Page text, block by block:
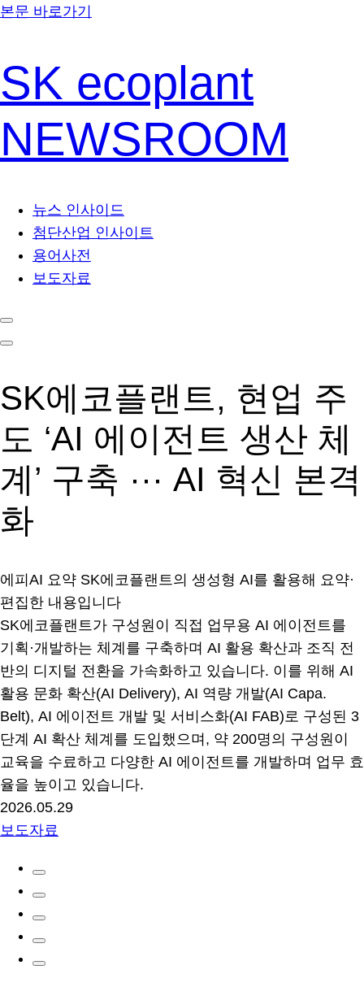
본문 바로가기
SK ecoplant
NEWSROOM
뉴스 인사이드
첨단산업 인사이트
용어사전
보도자료
SK에코플랜트, 현업 주
도 ‘AI 에이전트 생산 체
계’ 구축 ··· AI 혁신 본격
화
에피AI 요약 SK에코플랜트의 생성형 AI를 활용해 요약·
편집한 내용입니다
SK에코플랜트가 구성원이 직접 업무용 AI 에이전트를
기획·개발하는 체계를 구축하며 AI 활용 확산과 조직 전
반의 디지털 전환을 가속화하고 있습니다. 이를 위해 AI
활용 문화 확산(AI Delivery), AI 역량 개발(AI Capa.
Belt), AI 에이전트 개발 및 서비스화(AI FAB)로 구성된 3
단계 AI 확산 체계를 도입했으며, 약 200명의 구성원이
교육을 수료하고 다양한 AI 에이전트를 개발하며 업무 효
율을 높이고 있습니다.
2026.05.29
보도자료